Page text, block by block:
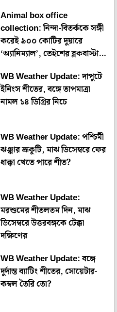
Animal box office
collection: নিন্দা-বিতর্ককে সঙ্গী
করেই ৯০০ কোটির দুয়ারে
‘অ্যানিম্যাল’, তেইশের ব্লকবাস্টার
WB Weather Update: দাপুটে
ইনিংস শীতের, বঙ্গে তাপমাত্রা
নামল ১৪ ডিগ্রির নিচে
WB Weather Update: পশ্চিমী
ঝঞ্ঝার ভ্রূকূটি, মাঝ ডিসেম্বরে ফের
ধাক্কা খেতে পারে শীত?
WB Weather Update:
মরশুমের শীতলতম দিন, মাঝ
ডিসেম্বরে উত্তরবঙ্গকে টেক্কা
দক্ষিণের
WB Weather Update: বঙ্গে
দুর্দান্ত ব্যাটিং শীতের, সোয়েটার-
কম্বল তৈরি তো?